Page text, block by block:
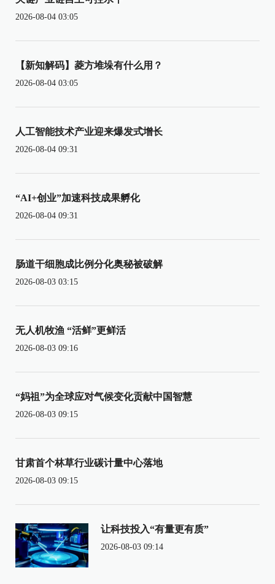
2026-08-04 03:05
【新知解码】菱方堆垛有什么用？
2026-08-04 03:05
人工智能技术产业迎来爆发式增长
2026-08-04 09:31
“AI+创业”加速科技成果孵化
2026-08-04 09:31
肠道干细胞成比例分化奥秘被破解
2026-08-03 03:15
无人机牧渔 “活鲜”更鲜活
2026-08-03 09:16
“妈祖”为全球应对气候变化贡献中国智慧
2026-08-03 09:15
甘肃首个林草行业碳计量中心落地
2026-08-03 09:15
让科技投入“有量更有质”
2026-08-03 09:14